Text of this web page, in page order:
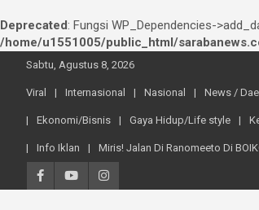
Deprecated: Fungsi WP_Dependencies-
/home/u1551005/public_html/
content
Sabtu, Agustus 8, 2026
Viral Internasional Nasional News /
Ekonomi/Bisnis Gaya Hidup/Life style
Info Iklan Miris! Jalan Di Ranomeeto Di